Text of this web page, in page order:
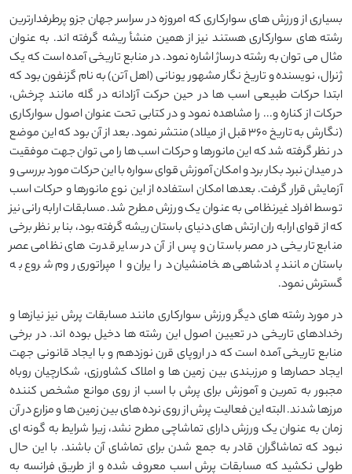
بسیاری از ورزش های سوارکاری که امروزه در سراسر جهان جزو پرطرفدارترین
رشته های سوارکاری هستند نیز از همین منشأ ریشه گرفته اند. به عنوان
مثال می توان به رشته درساژ اشاره نمود. در منابع تاریخی آمده است که یک
ژنرال، نویسنده و تاریخ نگار مشهور یونانی (اهل آتن) به نام گزنفون بود که
ابتدا حرکات طبیعی اسب ها در حین حرکت آزادانه در گله مانند چرخش،
حرکات از کناره و... را مشاهده نمود و در کتابی تحت عنوان اصول سوارکاری
(نگارش به تاریخ ۳۶۰ قبل از میلاد) منتشر نمود. بعد از آن بود که این موضع
در نظر گرفته شد که این مانورها و حرکات اسب ها را می توان جهت موفقیت
در میدان نبرد بکار برد و امکان آموزش قوای سواره با این حرکات مورد بررسی و
آزمایش قرار گرفت. بعدها امکان استفاده از این نوع مانورها و حرکات اسب
توسط افراد غیرنظامی به عنوان یک ورزش مطرح شد. مسابقات ارابه رانی نیز
که از قوای ارابه ران ارتش های دنیای باستان ریشه گرفته بود، بنا بر نظر برخی
منابع تاریخی در مصر باستان و پس از آن در سایر قدرت های نظامی عصر
باستان مانند پادشاهی هخامنشیان در ایران و امپراتوری روم شروع به
گسترش نمود.
در مورد رشته های دیگر ورزش سوارکاری مانند مسابقات پرش نیز نیازها و
رخدادهای تاریخی در تعیین اصول این رشته ها دخیل بوده اند. در برخی
منابع تاریخی آمده است که در اروپای قرن نوزدهم و با ایجاد قانونی جهت
ایجاد حصارها و مرزبندی بین زمین ها و املاک کشاورزی، شکارچیان روباه
مجبور به تمرین و آموزش برای پرش با اسب از روی موانع مشخص کننده
مرزها شدند. البته این فعالیت پرش از روی نرده های بین زمین ها و مزارع در آن
زمان به عنوان یک ورزش دارای تماشاچی مطرح نشد، زیرا شرایط به گونه ای
نبود که تماشاگران قادر به جمع شدن برای تماشای آن باشند. با این حال
طولی نکشید که مسابقات پرش اسب معروف شده و از طریق فرانسه به